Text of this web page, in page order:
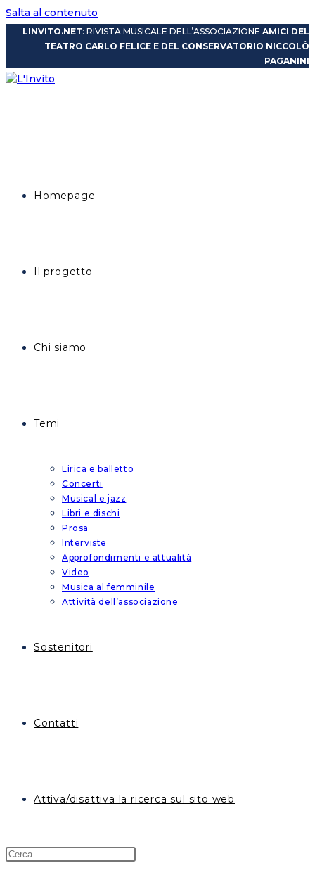
Salta al contenuto
LINVITO.NET: RIVISTA MUSICALE DELL’ASSOCIAZIONE AMICI DEL
TEATRO CARLO FELICE E DEL CONSERVATORIO NICCOLÒ
PAGANINI
Homepage
Il progetto
Chi siamo
Temi
Lirica e balletto
Concerti
Musical e jazz
Libri e dischi
Prosa
Interviste
Approfondimenti e attualità
Video
Musica al femminile
Attività dell’associazione
Sostenitori
Contatti
Attiva/disattiva la ricerca sul sito web